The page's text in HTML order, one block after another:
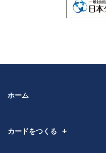
ホーム
カードをつくる